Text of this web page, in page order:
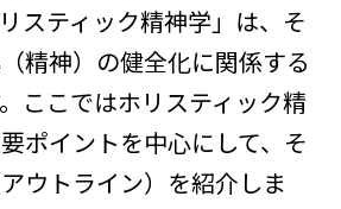
スティック精神学」は、そ
精神）の健全化に関係する
ここではホリスティック精
ポイントを中心にして、そ
ウトライン）を紹介しま